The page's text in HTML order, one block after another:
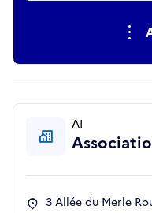
AI
3 Allée du Merle